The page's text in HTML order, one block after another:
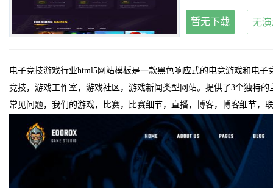
暂无下载 无
电子竞技游戏行业html5网站模板是一款黑色响应式的电竞游戏和电
竞技，游戏工作室，游戏社区，游戏新闻类型网站。提供了3个独特
常见问题，我们的游戏，比赛，比赛细节，直播，博客，博客细节，